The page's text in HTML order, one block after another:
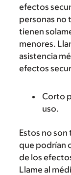
efectos
personas no
tienen
menores.
asistencia
efectos
Corto
uso.
Estos no
que podrían
de los
Llame al